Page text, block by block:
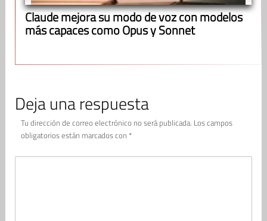
Claude mejora su modo de voz con modelos
más capaces como Opus y Sonnet
Deja una respuesta
Tu dirección de correo electrónico no será publicada. Los campos
obligatorios están marcados con *